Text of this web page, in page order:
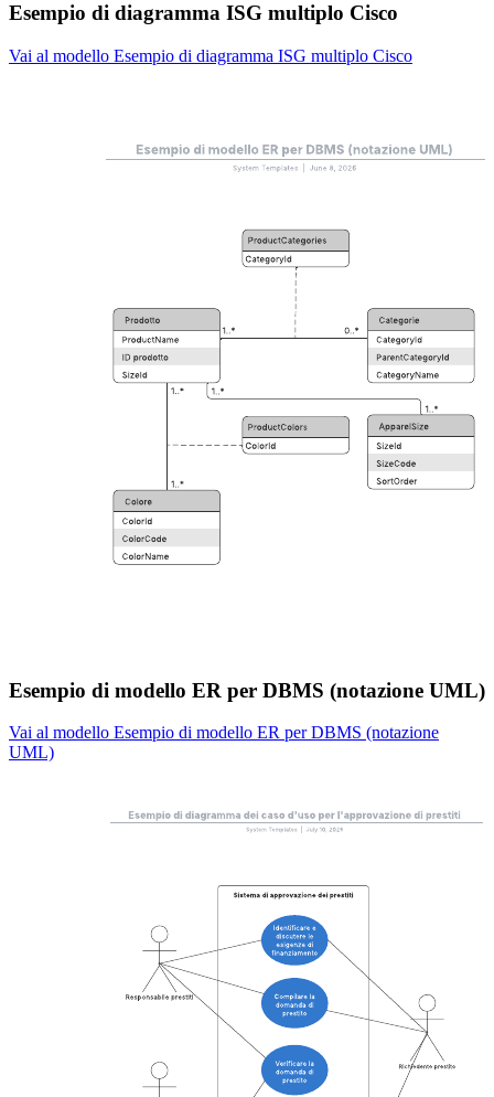
Esempio di diagramma ISG multiplo Cisco
Vai al modello Esempio di diagramma ISG multiplo Cisco
Esempio di modello ER per DBMS (notazione UML)
Vai al modello Esempio di modello ER per DBMS (notazione
UML)